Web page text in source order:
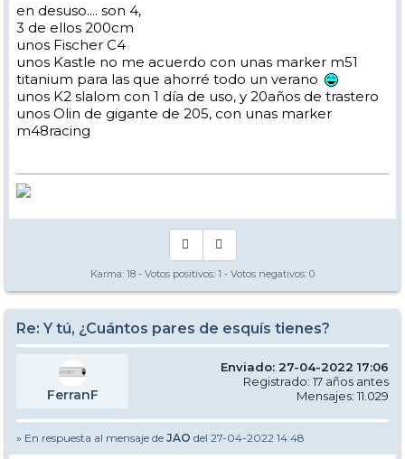
en desuso.... son 4,
3 de ellos 200cm
unos Fischer C4
unos Kastle no me acuerdo con unas marker m51
titanium para las que ahorré todo un verano
unos K2 slalom con 1 día de uso, y 20años de trastero
unos Olin de gigante de 205, con unas marker
m48racing
Karma: 18 - Votos positivos: 1 - Votos negativos: 0
Re: Y tú, ¿Cuántos pares de esquís tienes?
FerranF
Enviado: 27-04-2022 17:06
Registrado: 17 años antes
Mensajes: 11.029
» En respuesta al mensaje de JAO del 27-04-2022 14:48